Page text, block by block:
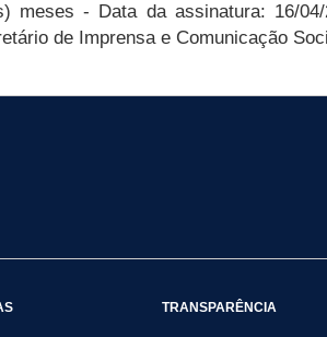
meses - Data da assinatura: 16/
de Imprensa e Comunicação
TRANSPARÊNCIA